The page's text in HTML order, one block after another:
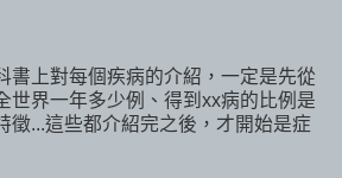
書上對每個疾病的介紹，一定是先從
世界一年多少例、得到xx病的比例是
徵...這些都介紹完之後，才開始是症